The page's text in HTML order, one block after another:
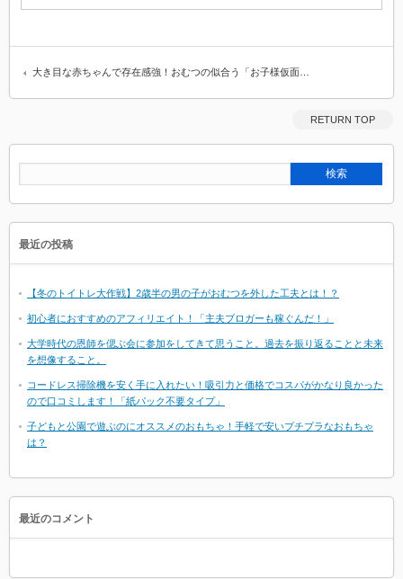
大き目な赤ちゃんで存在感強！おむつの似合う「お子様仮面…
RETURN TOP
最近の投稿
【冬のトイトレ大作戦】2歳半の男の子がおむつを外した工夫とは！？
初心者におすすめのアフィリエイト！「主夫ブロガーも稼ぐんだ！」
大学時代の恩師を偲ぶ会に参加をしてきて思うこと。過去を振り返ることと未来
を想像すること。
コードレス掃除機を安く手に入れたい！吸引力と価格でコスパがかなり良かった
ので口コミします！「紙パック不要タイプ」
子どもと公園で遊ぶのにオススメのおもちゃ！手軽で安いプチプラなおもちゃ
は？
最近のコメント